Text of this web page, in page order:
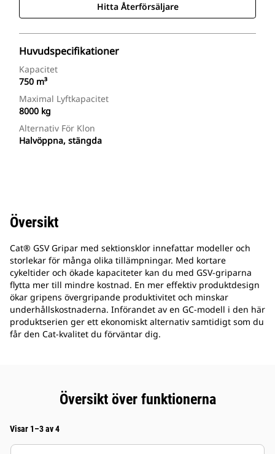
Hitta Återförsäljare
Huvudspecifikationer
Kapacitet
750 m³
Maximal Lyftkapacitet
8000 kg
Alternativ För Klon
Halvöppna, stängda
Översikt
Cat® GSV Gripar med sektionsklor innefattar modeller och
storlekar för många olika tillämpningar. Med kortare
cykeltider och ökade kapaciteter kan du med GSV-griparna
flytta mer till mindre kostnad. En mer effektiv produktdesign
ökar gripens övergripande produktivitet och minskar
underhållskostnaderna. Införandet av en GC-modell i den här
produktserien ger ett ekonomiskt alternativ samtidigt som du
får den Cat-kvalitet du förväntar dig.
Översikt över funktionerna
Visar 1–3 av 4